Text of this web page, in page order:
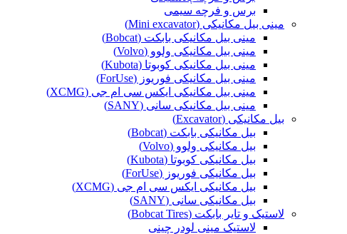
برس و فرچه سیمی
مینی بیل مکانیکی (Mini excavator)
مینی بیل مکانیکی بابکت (Bobcat)
مینی بیل مکانیکی ولوو (Volvo)
مینی بیل مکانیکی کوبوتا (Kubota)
مینی بیل مکانیکی فوریوز (ForUse)
مینی بیل مکانیکی ایکس سی ام جی (XCMG)
مینی بیل مکانیکی سانی (SANY)
بیل مکانیکی (Excavator)
بیل مکانیکی بابکت (Bobcat)
بیل مکانیکی ولوو (Volvo)
بیل مکانیکی کوبوتا (Kubota)
بیل مکانیکی فوریوز (ForUse)
بیل مکانیکی ایکس سی ام جی (XCMG)
بیل مکانیکی سانی (SANY)
لاستیک و تایر بابکت (Bobcat Tires)
لاستیک مینی لودر چینی